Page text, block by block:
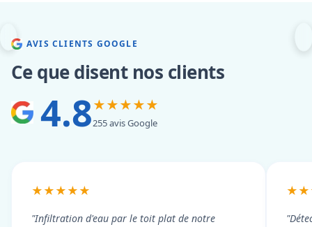
AVIS CLIENTS GOOGLE
Ce que disent nos clients
4.8★★★★★
255 avis Google
★★★★★
"Infiltration d'eau par le toit plat de notre